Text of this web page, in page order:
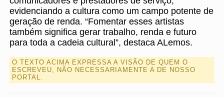
evidenciando a cultura como um campo potente de
geração de renda. “Fomentar esses artistas
também significa gerar trabalho, renda e futuro
para toda a cadeia cultural”, destaca ALemos.
O TEXTO ACIMA EXPRESSA A VISÃO DE QUEM O
ESCREVEU, NÃO NECESSARIAMENTE A DE NOSSO
PORTAL.